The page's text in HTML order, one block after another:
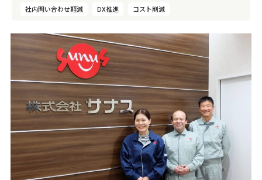
社内問い合わせ軽減
DX推進 コスト削減